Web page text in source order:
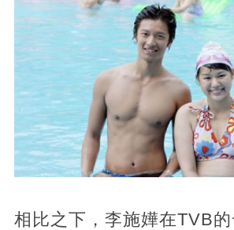
相比之下，李施嬅在TVB